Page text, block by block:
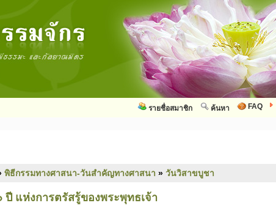
FAQ
ค้นหา
รายชื่อสมาชิก
พิธีกรรมทางศาสนา-วันสำคัญทางศาสนา » วันวิสาขบูชา
แห่งการตรัสรู้ของพระพุทธเจ้า